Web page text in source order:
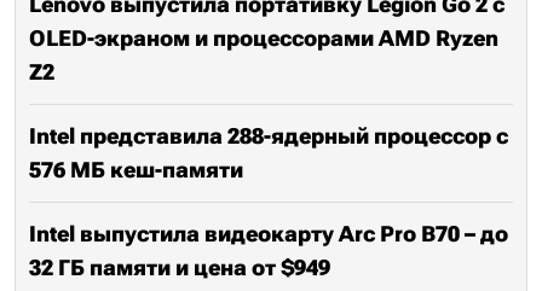
OLED-экраном и процессорами AMD Ryzen
Z2
Intel представила 288-ядерный процессор с
576 МБ кеш-памяти
Intel выпустила видеокарту Arc Pro B70 – до
32 ГБ памяти и цена от $949